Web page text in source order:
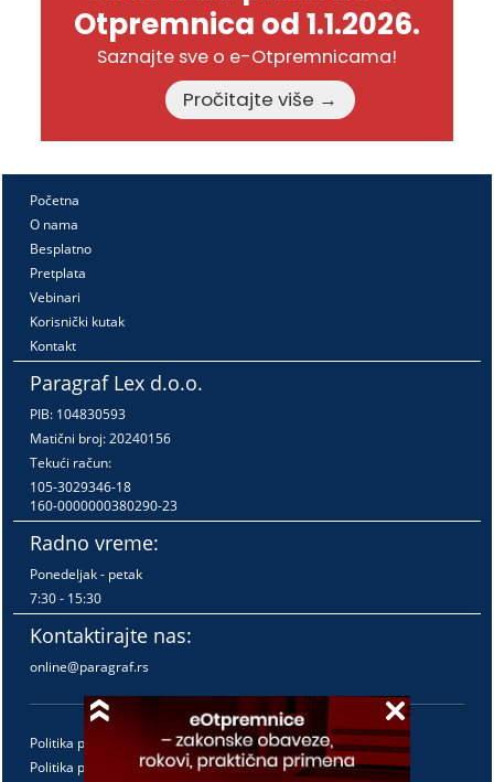
Otpremnica od 1.1.2026.
Saznajte sve o e-Otpremnicama!
Pročitajte više →
Početna
O nama
Besplatno
Pretplata
Vebinari
Korisnički kutak
Kontakt
Paragraf Lex d.o.o.
PIB: 104830593
Matični broj: 20240156
Tekući račun:
105-3029346-18
160-0000000380290-23
Radno vreme:
Ponedeljak - petak
7:30 - 15:30
Kontaktirajte nas:
online@paragraf.rs
Politika privatnosti
Politika pružanja usluga